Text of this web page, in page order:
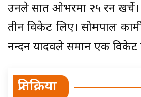
उनले सात ओभरमा २५ रन खर्चे।
तीन विकेट लिए। सोमपाल
नन्दन यादवले समान एक विकेट
प्रतिक्रिया